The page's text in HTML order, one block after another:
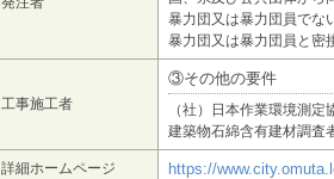
暴力団又は暴力団員でな
暴力団又は暴力団員と密
工事施工者
③その他の要件
（社）日本作業環境測
建築物石綿含有建材調査
詳細ホームページ https://